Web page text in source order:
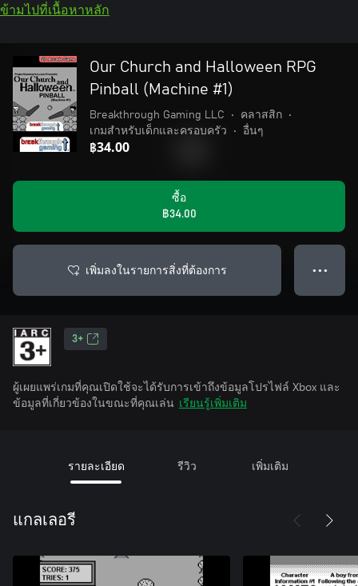
ข้ามไปที่เนื้อหาหลัก
Our Church and Halloween RPG
Pinball (Machine #1)
Breakthrough Gaming LLC • คลาสสิก
•
เกมสำหรับเด็กและครอบครัว
• อื่นๆ
฿34.00
ซื้อ
฿34.00
เพิ่มลงในรายการสิ่งที่ต้องการ ● ● ●
3+
ผู้เผยแพร่เกมที่คุณเปิดใช้จะได้รับการเข้าถึงข้อมูลโปรไฟล์ Xbox และ
ข้อมูลที่เกี่ยวข้องในขณะที่คุณเล่น เรียนรู้เพิ่มเติม
รายละเอียด รีวิว เพิ่มเติม
แกลเลอรี